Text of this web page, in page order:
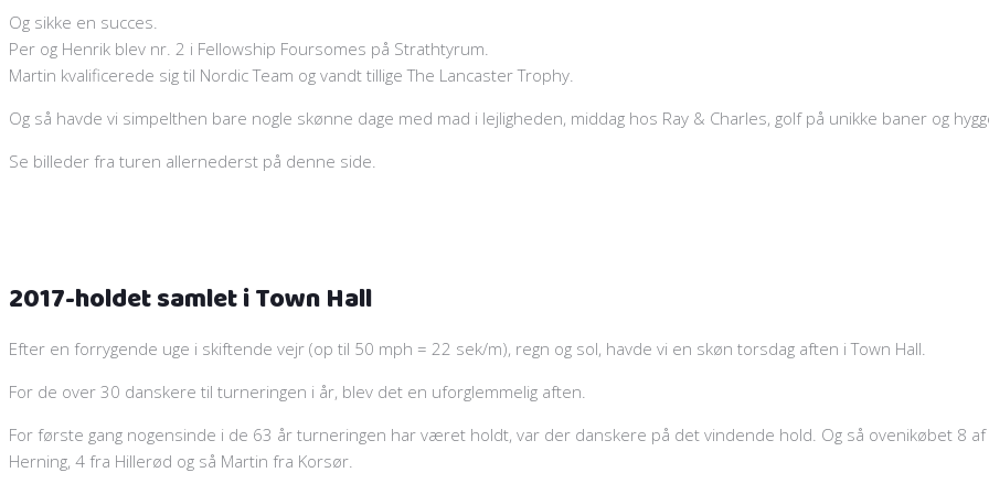
Og sikke en succes.
Per og Henrik blev nr. 2 i Fellowship Foursomes på Strathtyrum.
Martin kvalificerede sig til Nordic Team og vandt tillige The Lancaster Trophy.
Og så havde vi simpelthen bare nogle skønne dage med mad i lejligheden, middag hos Ray & Charles, golf på unikke baner og
Se billeder fra turen allernederst på denne side.
2017-holdet samlet i Town Hall
Efter en forrygende uge i skiftende vejr (op til 50 mph = 22 sek/m), regn og sol, havde vi en skøn torsdag aften i Town Hall.
For de over 30 danskere til turneringen i år, blev det en uforglemmelig aften.
For første gang nogensinde i de 63 år turneringen har været holdt, var der danskere på det vindende hold. Og så ovenikøbet 8
Herning, 4 fra Hillerød og så Martin fra Korsør.